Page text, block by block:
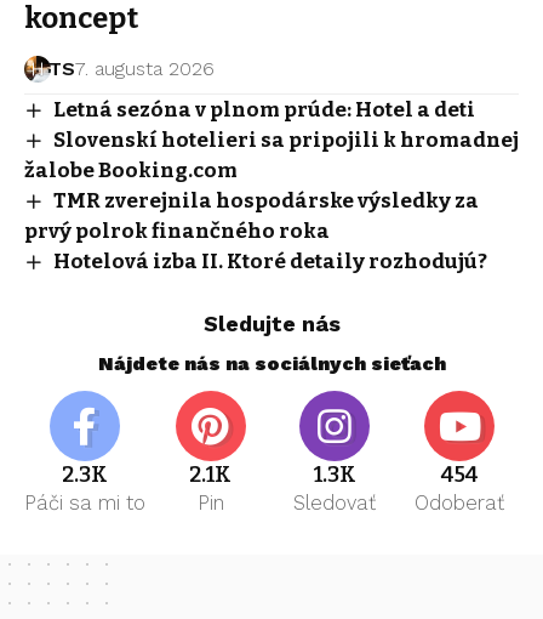
koncept
TS7. augusta 2026
Letná sezóna v plnom prúde: Hotel a deti
Slovenskí hotelieri sa pripojili k hromadnej
žalobe Booking.com
TMR zverejnila hospodárske výsledky za
prvý polrok finančného roka
Hotelová izba II. Ktoré detaily rozhodujú?
Sledujte nás
Nájdete nás na sociálnych sieťach
2.3K
Páči sa mi to
2.1K
Pin
1.3K
Sledovať
454
Odoberať